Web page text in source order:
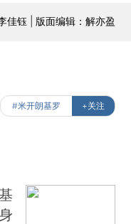
佳钰 | 版面编辑：解亦盈
#米开朗基罗 +关注